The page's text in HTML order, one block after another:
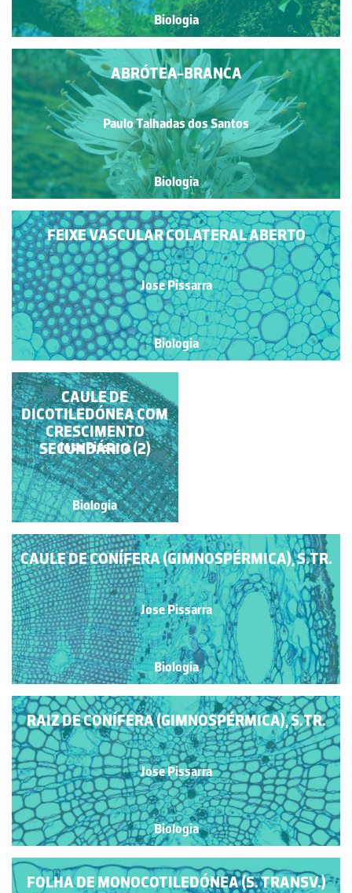
Biologia
ABRÓTEA-BRANCA
Paulo Talhadas dos Santos
Biologia
FEIXE VASCULAR COLATERAL ABERTO
Jose Pissarra
Biologia
CAULE DE CONÍFERA
(GIMNOSPÉRMICA),
S.TR.
Jose Pissarra
Biologia
CAULE DE CONÍFERA (GIMNOSPÉRMICA), S.TR.
Jose Pissarra
Biologia
RAIZ DE CONÍFERA (GIMNOSPÉRMICA), S.TR.
Jose Pissarra
Biologia
FOLHA DE MONOCOTILEDÓNEA (S. TRANSV.)
CAULE DE
DICOTILEDÓNEA COM
CRESCIMENTO
SECUNDÁRIO (2)
Jose Pissarra
Biologia